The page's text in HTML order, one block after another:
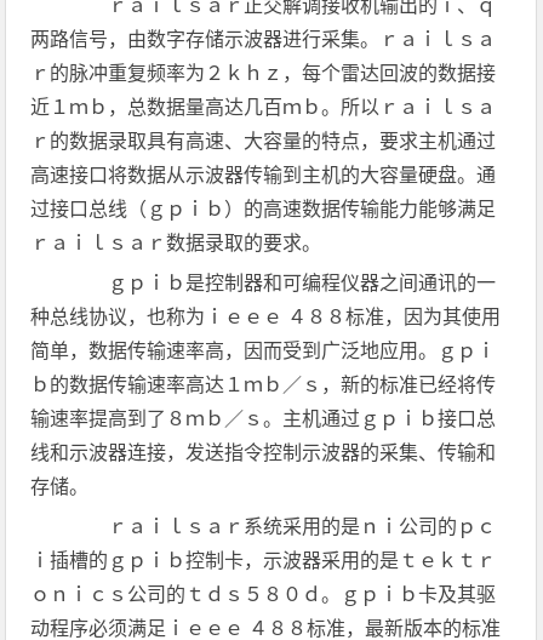
ｒａｉｌｓａｒ正交解调接收机输出的ｉ、ｑ
两路信号，由数字存储示波器进行采集。ｒａｉｌｓａ
ｒ的脉冲重复频率为２ｋｈｚ，每个雷达回波的数据接
近１ｍｂ，总数据量高达几百ｍｂ。所以ｒａｉｌｓａ
ｒ的数据录取具有高速、大容量的特点，要求主机通过
高速接口将数据从示波器传输到主机的大容量硬盘。通
过接口总线（ｇｐｉｂ）的高速数据传输能力能够满足
ｒａｉｌｓａｒ数据录取的要求。
ｇｐｉｂ是控制器和可编程仪器之间通讯的一
种总线协议，也称为ｉｅｅｅ ４８８标准，因为其使用
简单，数据传输速率高，因而受到广泛地应用。ｇｐｉ
ｂ的数据传输速率高达１ｍｂ／ｓ，新的标准已经将传
输速率提高到了８ｍｂ／ｓ。主机通过ｇｐｉｂ接口总
线和示波器连接，发送指令控制示波器的采集、传输和
存储。
ｒａｉｌｓａｒ系统采用的是ｎｉ公司的ｐｃ
ｉ插槽的ｇｐｉｂ控制卡，示波器采用的是ｔｅｋｔｒ
ｏｎｉｃｓ公司的ｔｄｓ５８０ｄ。ｇｐｉｂ卡及其驱
动程序必须满足ｉｅｅｅ ４８８标准，最新版本的标准